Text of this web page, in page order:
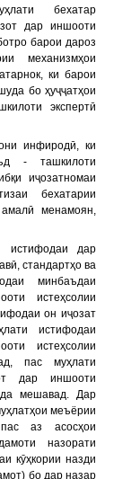
бехатар
дар иншооти
барои дароз
механизмҳои
ки барои
бо ҳуҷҷатҳои
экспертӣ
инфиродӣ, ки
- ташкилоти
иҷозатномаи
бехатарии
менамоян,
дар
стандартҳо ва
минбаъдаи
истеҳсолии
он иҷозат
истифодаи
истеҳсолии
пас муҳлати
дар иншооти
мешавад. Дар
меъёрии
аз асосҳои
назорати
кӯҳкории назди
бо дар назар